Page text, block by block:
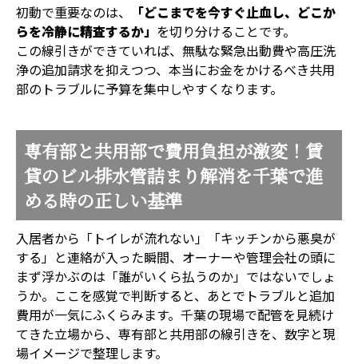
初動で重要なのは、
「どこまでを今すぐ止血し、どこか
らを冷静に精査するか」 を切り分けることです。
この線引きができていれば、無駄な緊急出動費や高圧洗
浄の追加請求を抑えつつ、本当にお金をかけるべき共用
部のトラブルに予算を集中しやすくなります。
専有部と共用部で費用負担が激変！賃
貸のビル排水管詰まり解消を千葉で進
める時の正しい基準
入居者から「トイレが流れない」「キッチンから悪臭が
する」と連絡が入った瞬間、オーナーや管理会社の頭に
まず浮かぶのは「誰がいくら払うのか」ではないでしょ
うか。ここを感覚で判断すると、あとでトラブルと追加
費用が一気にふくらみます。千葉の現場で配管を見続け
てきた立場から、専有部と共用部の線引きを、数字と現
場イメージで整理します。